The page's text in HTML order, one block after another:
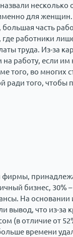
для
большая часть
где работники
труда. Из-за
работу, если им
того, во многих
ради того, чтобы
фирмы,
бизнес, 30%
На
что из-за
(в отличие от
времени